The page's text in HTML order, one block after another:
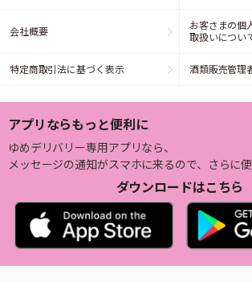
会社概要
お客さまの個
取扱いについ
特定商取引法に基づく表示 酒類販売管理
アプリならもっと便利に
ゆめデリバリー専用アプリなら、
メッセージの通知がスマホに来るので、さらに便
ダウンロードはこちら